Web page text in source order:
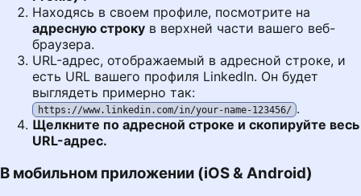
Находясь в своем профиле, посмотрите на
адресную строку в верхней части вашего веб-
браузера.
URL-адрес, отображаемый в адресной строке, и
есть URL вашего профиля LinkedIn. Он будет
выглядеть примерно так:
https://www.linkedin.com/in/your-name-123456/ .
Щелкните по адресной строке и скопируйте весь
URL-адрес.
В мобильном приложении (iOS & Android)